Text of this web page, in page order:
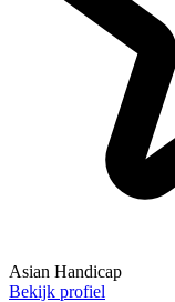
Asian Handicap
Bekijk profiel